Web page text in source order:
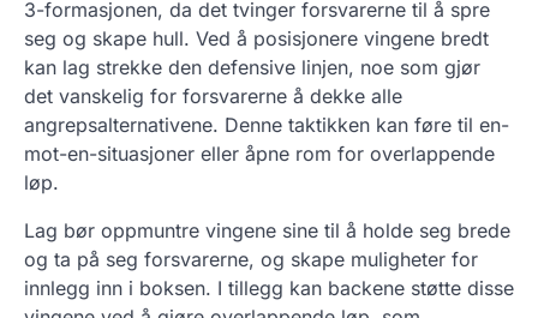
3-formasjonen, da det tvinger forsvarerne til å spre
seg og skape hull. Ved å posisjonere vingene bredt
kan lag strekke den defensive linjen, noe som gjør
det vanskelig for forsvarerne å dekke alle
angrepsalternativene. Denne taktikken kan føre til en-
mot-en-situasjoner eller åpne rom for overlappende
løp.
Lag bør oppmuntre vingene sine til å holde seg brede
og ta på seg forsvarerne, og skape muligheter for
innlegg inn i boksen. I tillegg kan backene støtte disse